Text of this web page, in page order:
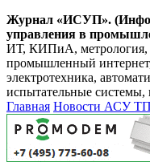
Журнал «ИСУП».
управления в
ИТ, КИПиА,
промышленный
электротехника,
испытательные системы,
Главная Новости АСУ ТП